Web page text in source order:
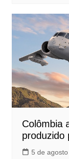
Colômbia
produzido
5 de